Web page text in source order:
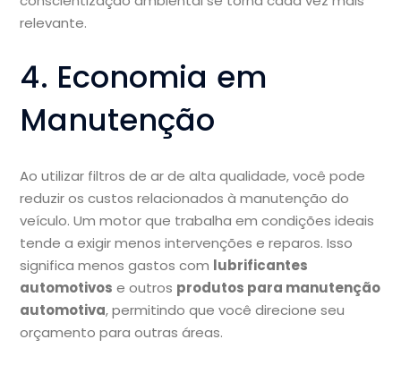
relevante.
4. Economia em
Manutenção
Ao utilizar filtros de ar de alta qualidade, você pode
reduzir os custos relacionados à manutenção do
veículo. Um motor que trabalha em condições ideais
tende a exigir menos intervenções e reparos. Isso
significa menos gastos com lubrificantes
automotivos e outros produtos para manutenção
automotiva, permitindo que você direcione seu
orçamento para outras áreas.